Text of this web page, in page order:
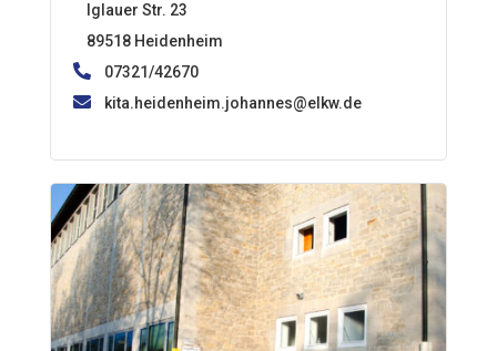
Iglauer Str. 23
89518 Heidenheim
07321/42670
kita.heidenheim.johannes@elkw.de